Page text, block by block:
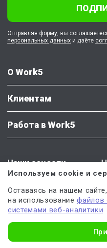
О Work5
Клиентам
Работа в Work5
Наши соцсети
Есть вопросы
Крестине
— директору по качеству
Отправляя форму, вы
персональных данных и даёте
Используем cookie и
Оставаясь на нашем
на использованиефайлов
системами веб-аналитики